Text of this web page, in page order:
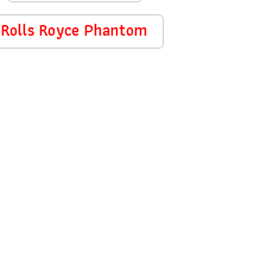
Rolls Royce Phantom